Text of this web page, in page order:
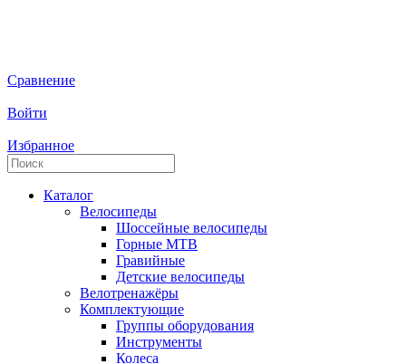
Сравнение
Войти
Избранное
Каталог
Велосипеды
Шоссейные велосипеды
Горные МTB
Гравийные
Детские велосипеды
Велотренажёры
Комплектующие
Группы оборудования
Инструменты
Колеса